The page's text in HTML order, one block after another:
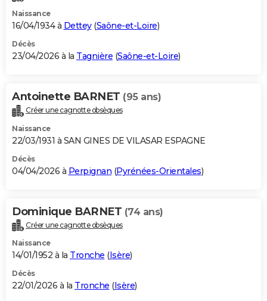
Naissance
16/04/1934 à Dettey(Saône-et-Loire)
Décès
23/04/2026 à la Tagnière (Saône-et-Loire)
Antoinette BARNET (95 ans)
Créer une cagnotte obsèques
Naissance
22/03/1931 à SAN GINES DE VILASAR ESPAGNE
Décès
04/04/2026 à Perpignan (Pyrénées-Orientales)
Dominique BARNET (74 ans)
Créer une cagnotte obsèques
Naissance
14/01/1952 à la Tronche (Isère)
Décès
22/01/2026 à la Tronche (Isère)